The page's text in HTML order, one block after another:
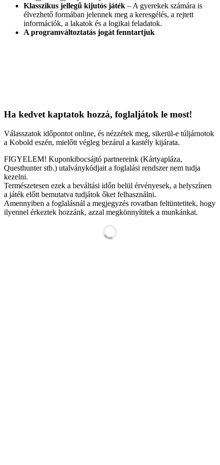
Klasszikus jellegű kijutós játék – A gyerekek számára is
élvezhető formában jelennek meg a keresgélés, a rejtett
információk, a lakatok és a logikai feladatok.
A programváltoztatás jogát fenntartjuk
Ha kedvet kaptatok hozzá, foglaljátok le most!
Válasszatok időpontot online, és nézzétek meg, sikerül-e túljárnotok
a Kobold eszén, mielőtt végleg bezárul a kastély kijárata.
FIGYELEM! Kuponkibocsájtó partnereink (Kártyapláza,
Questhunter stb.) utalványkódjait a foglalási rendszer nem tudja
kezelni.
Természetesen ezek a beváltási időn belül érvényesek, a helyszínen
a játék előtt bemutatva tudjátok őket felhasználni.
Amennyiben a foglalásnál a megjegyzés rovatban feltüntetitek, hogy
ilyennel érkeztek hozzánk, azzal megkönnyítitek a munkánkat.